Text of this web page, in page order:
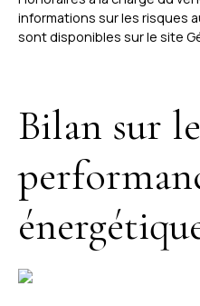
informations sur les risques
sont disponibles sur le site
Bilan sur